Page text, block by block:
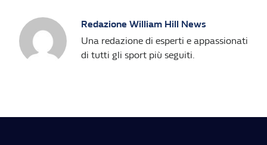
Redazione William Hill News
Una redazione di esperti e appassionati
di tutti gli sport più seguiti.